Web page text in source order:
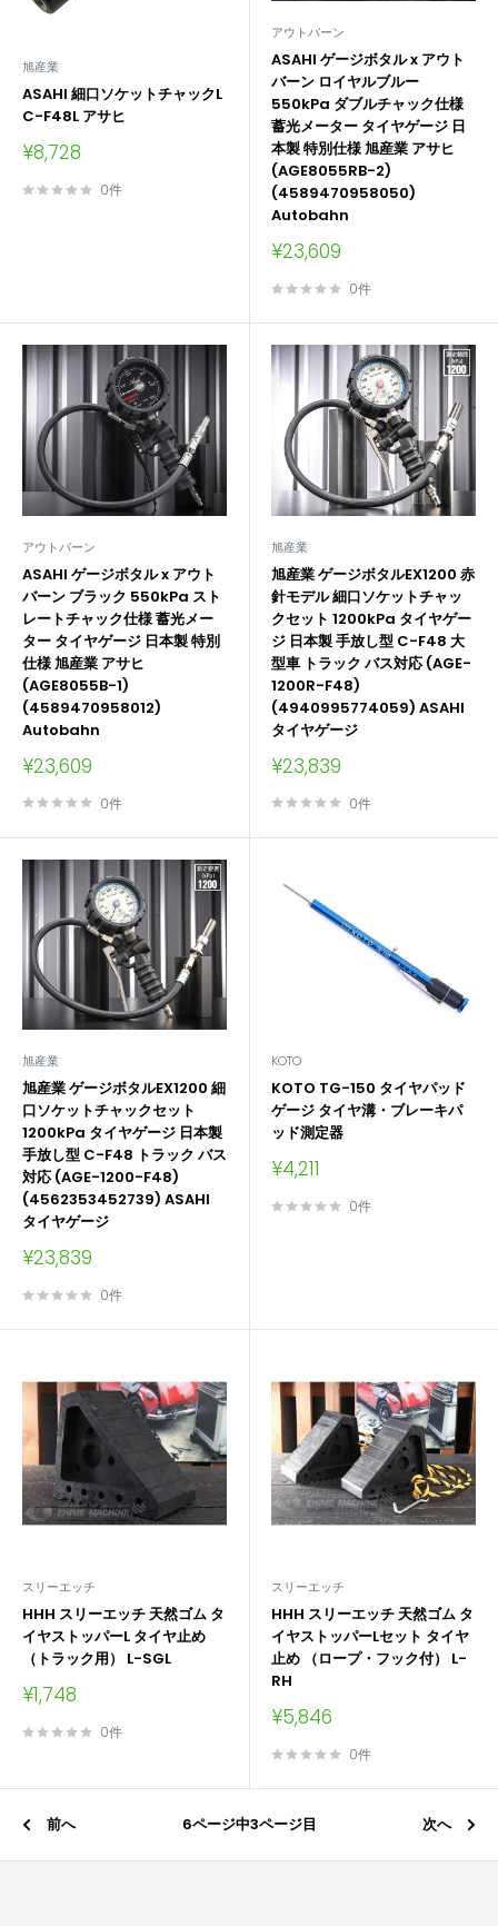
旭産業
ASAHI 細口ソケットチャックL
C-F48L アサヒ
販
価
¥8,728
0件
アウトバーン
ASAHI ゲージボタル x アウト
バーン ロイヤルブルー
550kPa ダブルチャック仕様
蓄光メーター タイヤゲージ 日
本製 特別仕様 旭産業 アサヒ
(AGE8055RB-2)
(4589470958050)
Autobahn
販
価
¥23,609
0件
アウトバーン
ASAHI ゲージボタル x アウト
バーン ブラック 550kPa スト
レートチャック仕様 蓄光メー
ター タイヤゲージ 日本製 特別
仕様 旭産業 アサヒ
(AGE8055B-1)
(4589470958012)
Autobahn
販
価
¥23,609
0件
旭産業
旭産業 ゲージボタルEX1200 赤
針モデル 細口ソケットチャッ
クセット 1200kPa タイヤゲー
ジ 日本製 手放し型 C-F48 大
型車 トラック バス対応 (AGE-
1200R-F48)
(4940995774059) ASAHI
タイヤゲージ
販
価
¥23,839
0件
旭産業
旭産業 ゲージボタルEX1200 細
口ソケットチャックセット
1200kPa タイヤゲージ 日本製
手放し型 C-F48 トラック バス
対応 (AGE-1200-F48)
(4562353452739) ASAHI
タイヤゲージ
販
価
¥23,839
0件
KOTO
KOTO TG-150 タイヤパッド
ゲージ タイヤ溝・ブレーキパ
ッド測定器
販
価
¥4,211
0件
スリーエッチ
HHH スリーエッチ 天然ゴム タ
イヤストッパーL タイヤ止め
（トラック用） L-SGL
販
売
価
¥1,748
0件
スリーエッチ
HHH スリーエッチ 天然ゴム タ
イヤストッパーLセット タイヤ
止め （ロープ・フック付） L-
RH
販
価
¥5,846
0件
前へ 6ページ中3ページ目 次へ